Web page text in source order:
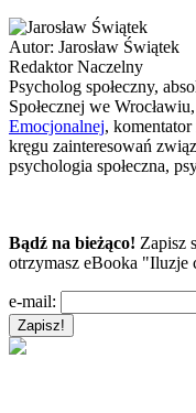
Autor: Jarosław Świątek
Redaktor Naczelny
Psycholog społeczny,
Społecznej we
Emocjonalnej,
kręgu zainteresowań
psychologia społeczna,
Bądź na bieżąco! Zapisz
otrzymasz eBooka "Iluzje
e-mail: